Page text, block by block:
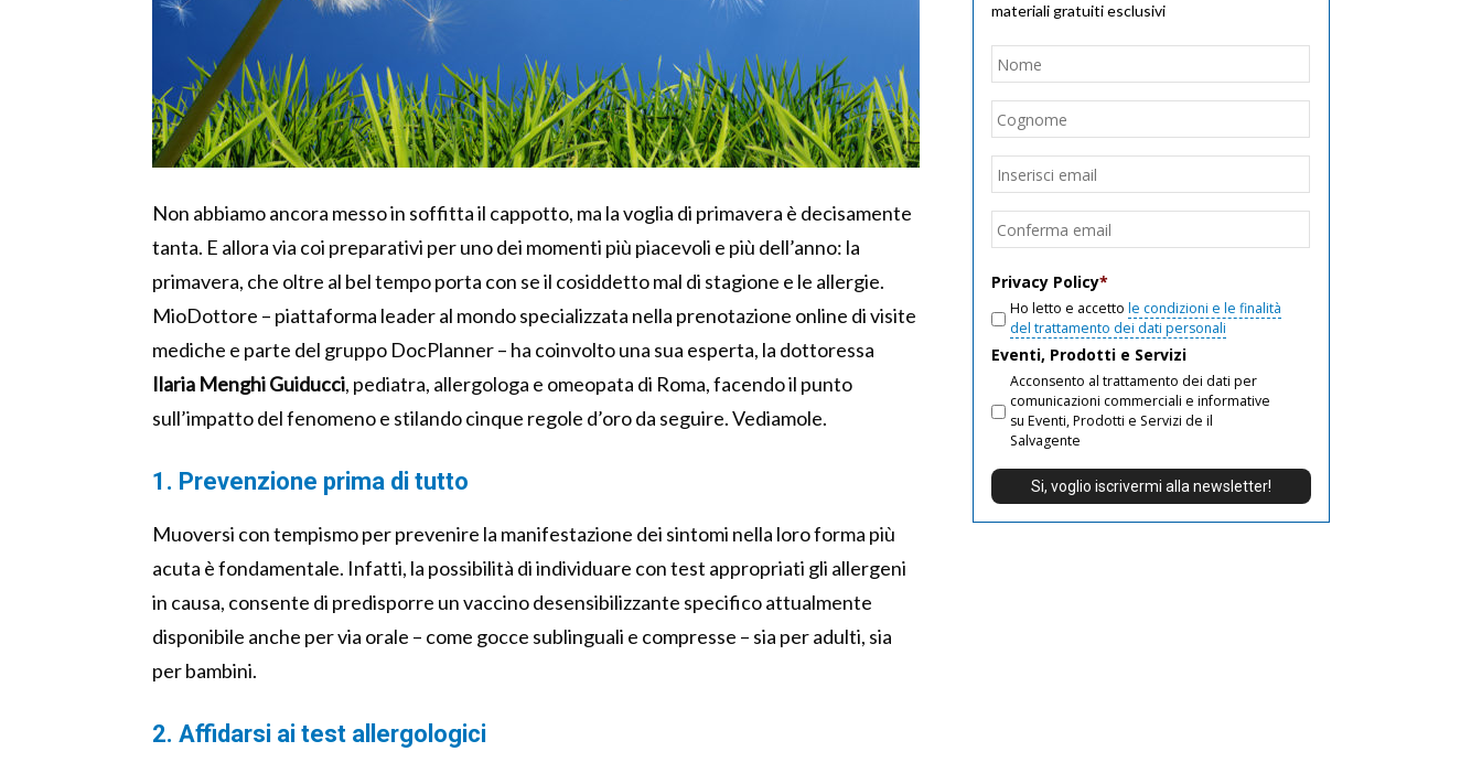
Non abbiamo ancora messo in soffitta il cappotto, ma la voglia di primavera è decisamente
tanta. E allora via coi preparativi per uno dei momenti più piacevoli e più dell’anno: la
primavera, che oltre al bel tempo porta con se il cosiddetto mal di stagione e le allergie.
MioDottore – piattaforma leader al mondo specializzata nella prenotazione online di visite
mediche e parte del gruppo DocPlanner – ha coinvolto una sua esperta, la dottoressa
Ilaria Menghi Guiducci, pediatra, allergologa e omeopata di Roma, facendo il punto
sull’impatto del fenomeno e stilando cinque regole d’oro da seguire. Vediamole.
1. Prevenzione prima di tutto
Muoversi con tempismo per prevenire la manifestazione dei sintomi nella loro forma più
acuta è fondamentale. Infatti, la possibilità di individuare con test appropriati gli allergeni
in causa, consente di predisporre un vaccino desensibilizzante specifico attualmente
disponibile anche per via orale – come gocce sublinguali e compresse – sia per adulti, sia
per bambini.
2. Affidarsi ai test allergologici
materiali gratuiti esclusivi
Nome
Email
Privacy Policy*
Ho letto e accetto le condizioni e le finalità
del trattamento dei dati personali
Eventi, Prodotti e Servizi
Acconsento al trattamento dei dati per
comunicazioni commerciali e informative
su Eventi, Prodotti e Servizi de il
Salvagente